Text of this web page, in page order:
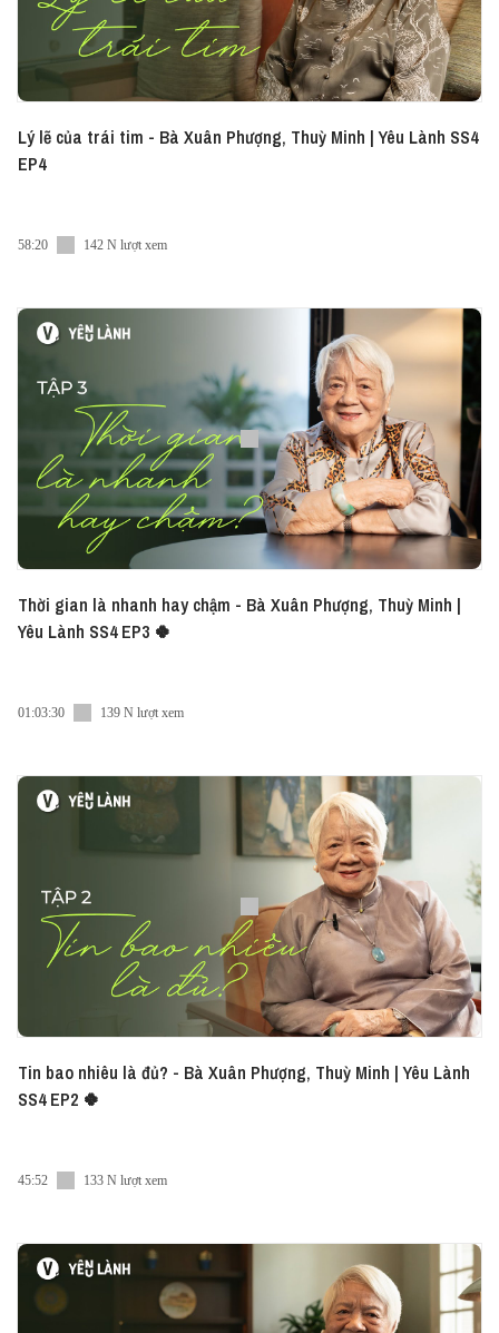
Lý lẽ của trái tim - Bà Xuân Phượng, Thuỳ Minh | Yêu Lành SS4
EP4
58:20 142 N lượt xem
Thời gian là nhanh hay chậm - Bà Xuân Phượng, Thuỳ Minh |
Yêu Lành SS4 EP3 🍀
01:03:30 139 N lượt xem
Tin bao nhiêu là đủ? - Bà Xuân Phượng, Thuỳ Minh | Yêu Lành
SS4 EP2 🍀
45:52 133 N lượt xem